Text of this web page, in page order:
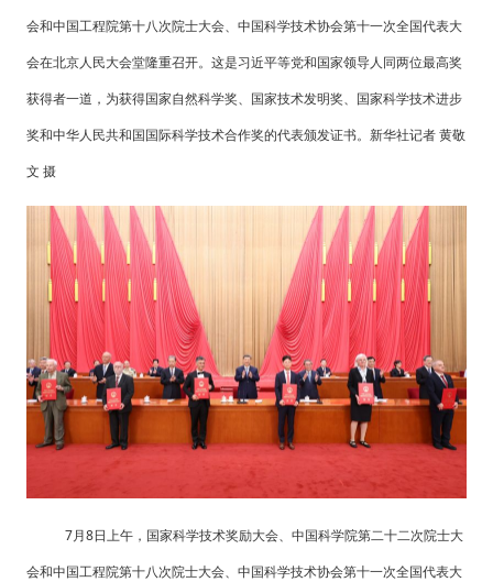
会和中国工程院第十八次院士大会、中国科学技术协会第十一次全国代表大
会在北京人民大会堂隆重召开。这是习近平等党和国家领导人同两位最高奖
获得者一道，为获得国家自然科学奖、国家技术发明奖、国家科学技术进步
奖和中华人民共和国国际科学技术合作奖的代表颁发证书。新华社记者 黄敬
文 摄
7月8日上午，国家科学技术奖励大会、中国科学院第二十二次院士大
会和中国工程院第十八次院士大会、中国科学技术协会第十一次全国代表大